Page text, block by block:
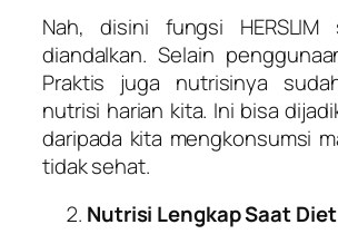
Nah, disini fungsi HERSLIM
diandalkan. Selain
Praktis juga nutrisinya
nutrisi harian kita. Ini bisa
daripada kita mengkonsumsi
tidak sehat.
Nutrisi Lengkap Saat Diet